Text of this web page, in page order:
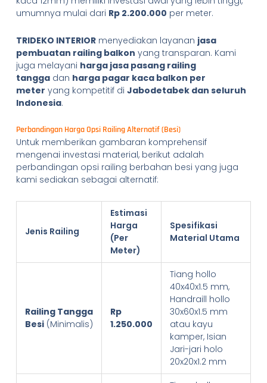
umumnya mulai dari Rp 2.200.000 per meter.
TRIDEKO INTERIORmenyediakan layanan jasa
pembuatan railing balkon yang transparan. Kami
juga melayani harga jasa pasang railing
tanggadan harga pagar kaca balkon per
meter yang kompetitif di Jabodetabek dan seluruh
Indonesia.
Perbandingan Harga Opsi Railing Alternatif (Besi)
Untuk memberikan gambaran komprehensif
mengenai investasi material, berikut adalah
perbandingan opsi railing berbahan besi yang juga
kami sediakan sebagai alternatif:
Jenis Railing
Estimasi
Harga
(Per
Meter)
Spesifikasi
Material Utama
Railing Tangga
Besi(Minimalis)
Rp
1.250.000
Tiang hollo
40x40x1.5 mm,
Handraill hollo
30x60x1.5 mm
atau kayu
kamper, Isian
Jari-jari holo
20x20x1.2 mm